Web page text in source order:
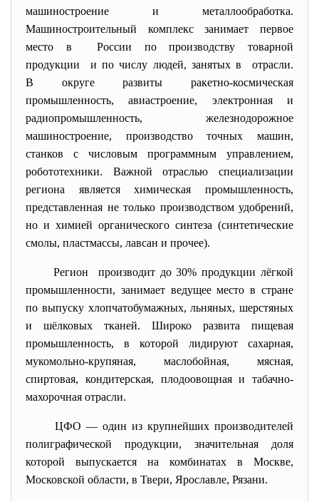
машиностроение и металлообработка.
Машиностроительный комплекс занимает первое
место в России по производству товарной
продукции и по числу людей, занятых в отрасли.
В округе развиты ракетно-космическая
промышленность, авиастроение, электронная и
радиопромышленность, железнодорожное
машиностроение, производство точных машин,
станков с числовым программным управлением,
робототехники. Важной отраслью специализации
региона является химическая промышленность,
представленная не только производством удобрений,
но и химией органического синтеза (синтетические
смолы, пластмассы, лавсан и прочее).
Регион производит до 30% продукции лёгкой
промышленности, занимает ведущее место в стране
по выпуску хлопчатобумажных, льняных, шерстяных
и шёлковых тканей. Широко развита пищевая
промышленность, в которой лидируют сахарная,
мукомольно-крупяная, маслобойная, мясная,
спиртовая, кондитерская, плодоовощная и табачно-
махорочная отрасли.
ЦФО — один из крупнейших производителей
полиграфической продукции, значительная доля
которой выпускается на комбинатах в Москве,
Московской области, в Твери, Ярославле, Рязани.